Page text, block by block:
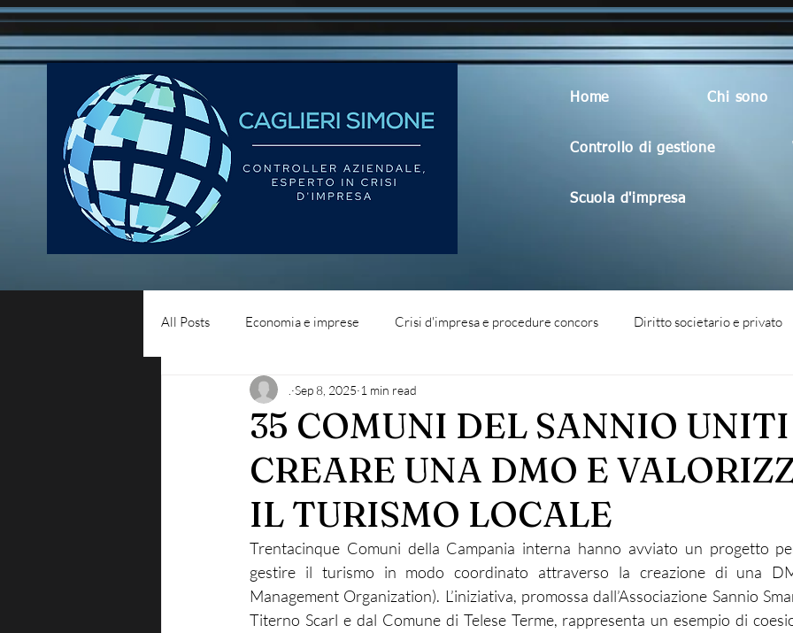
Home Chi sono
Controllo di gestione
Scuola d'impresa
All Posts Economia e imprese Crisi d'impresa e procedure concors Diritto societario e privato
Diritto del lavoro Blog - liquidità aziendale
35 COMUNI DEL SANNIO
CREARE UNA DMO E
IL TURISMO LOCALE
Sep 8, 2025 1 min read
Trentacinque Comuni della Campania interna hanno avviato un progetto
gestire il turismo in modo coordinato attraverso la creazione di una
Management Organization). L’iniziativa, promossa dall’Associazione Sannio
Titerno Scarl e dal Comune di Telese Terme, rappresenta un esempio di